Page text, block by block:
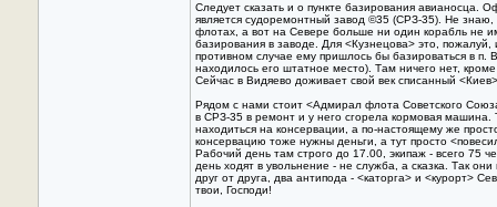
Следует сказать и о пункте базирования авианосца.
является судоремонтный завод ©35 (СРЗ-35). Hе знаю,
флотах, а вот на Севере больше ни один корабль не
базирования в заводе. Для <Кузнецова> это, пожалуй,
противном случае ему пришлось бы базироваться в п.
находилось его штатное место). Там ничего нет,
Сейчас в Видяево доживает свой век списанный
Рядом с нами стоит <Адмирал флота Советского
в СРЗ-35 в ремонт и у него сгорела кормовая машина.
находиться на консервации, а по-настоящему же
консервацию тоже нужны деньги, а тут просто
Рабочий день там строго до 17.00, экипаж - всего 75
день ходят в увольнение - не служба, а сказка. Так они
друг от друга, два антипода - <каторга> и <курорт>
твои, Господи!